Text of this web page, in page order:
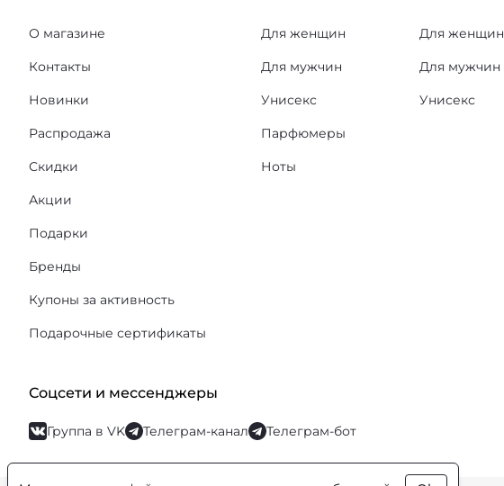
О магазине
Контакты
Новинки
Распродажа
Скидки
Акции
Подарки
Бренды
Купоны за активность
Подарочные сертификаты
Для женщин
Для мужчин
Унисекс
Парфюмеры
Ноты
Для женщин
Для мужчин
Унисекс
Соцсети и мессенджеры
Группа в VK Телеграм-канал Телеграм-бот